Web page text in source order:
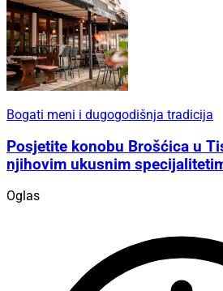
Bogati meni i dugogodišnja tradicija
Posjetite konobu Brošćica u
njihovim ukusnim
Oglas